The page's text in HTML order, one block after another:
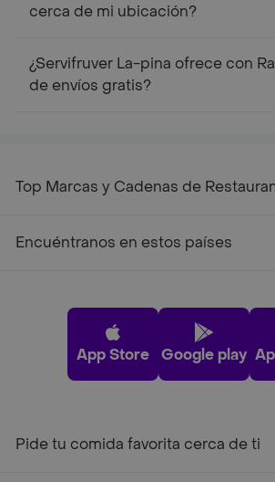
cerca de mi ubicación?
¿Servifruver La-pina ofrece con
de envíos gratis?
Top Marcas y Cadenas de
Encuéntranos en estos países
App Store Google play
Pide tu comida favorita cerca de ti